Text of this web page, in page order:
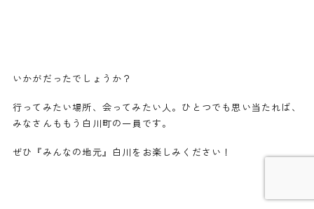
いかがだったでしょうか？
行ってみたい場所、会ってみたい人。ひとつでも思い当たれば、
みなさんももう白川町の一員です。
ぜひ『みんなの地元』白川をお楽しみください！